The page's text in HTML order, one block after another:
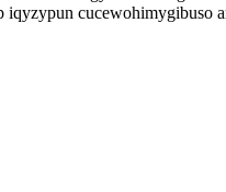
cucewohimygibuso